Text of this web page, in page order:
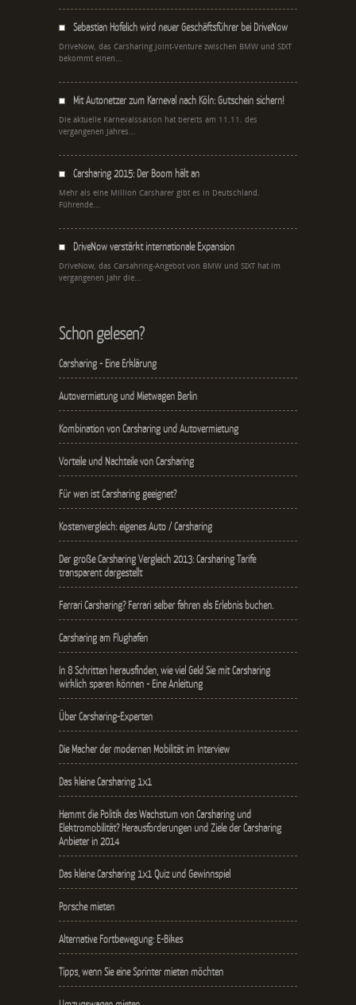
Sebastian Hofelich wird neuer Geschäftsführer bei DriveNow
DriveNow, das Carsharing Joint-Venture zwischen BMW und SIXT
bekommt einen...
Mit Autonetzer zum Karneval nach Köln: Gutschein sichern!
Die aktuelle Karnevalssaison hat bereits am 11.11. des
vergangenen Jahres...
Carsharing 2015: Der Boom hält an
Mehr als eine Million Carsharer gibt es in Deutschland.
Führende...
DriveNow verstärkt internationale Expansion
DriveNow, das Carsahring-Angebot von BMW und SIXT hat im
vergangenen Jahr die...
Schon gelesen?
Carsharing - Eine Erklärung
Autovermietung und Mietwagen Berlin
Kombination von Carsharing und Autovermietung
Vorteile und Nachteile von Carsharing
Für wen ist Carsharing geeignet?
Kostenvergleich: eigenes Auto / Carsharing
Der große Carsharing Vergleich 2013: Carsharing Tarife
transparent dargestellt
Ferrari Carsharing? Ferrari selber fahren als Erlebnis buchen.
Carsharing am Flughafen
In 8 Schritten herausfinden, wie viel Geld Sie mit Carsharing
wirklich sparen können - Eine Anleitung
Über Carsharing-Experten
Die Macher der modernen Mobilität im Interview
Das kleine Carsharing 1x1
Hemmt die Politik das Wachstum von Carsharing und
Elektromobilität? Herausforderungen und Ziele der Carsharing
Anbieter in 2014
Das kleine Carsharing 1x1 Quiz und Gewinnspiel
Porsche mieten
Alternative Fortbewegung: E-Bikes
Tipps, wenn Sie eine Sprinter mieten möchten